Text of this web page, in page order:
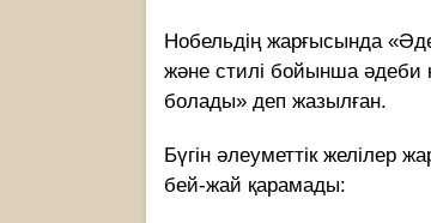
Нобельдің жарғысында
және стилі бойынша әдеби
болады» деп жазылған.
Бүгін әлеуметтік желілер
бей-жай қарамады: